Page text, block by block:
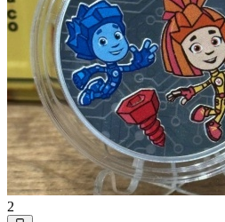
2